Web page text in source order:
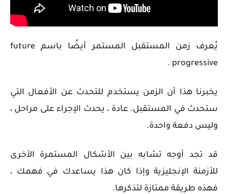
يُعرف زمن المستقبل المستمر أيضًا باسم future
progressive .
يخبرنا هذا أن الزمن يستخدم للتحدث عن الأفعال التي
ستحدث في المستقبل. عادة ، يحدث الإجراء على مراحل ،
وليس دفعة واحدة.
قد تجد أوجه تشابه بين الأشكال المستمرة الأخرى
للأزمنة الإنجليزية وإذا كان هذا يساعدك في فهمك ،
فهذه طريقة ممتازة لتذكرها.